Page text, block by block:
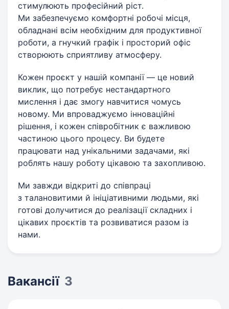
стимулюють професійний ріст.
Ми забезпечуємо комфортні робочі місця,
обладнані всім необхідним для продуктивної
роботи, а гнучкий графік і просторий офіс
створюють сприятливу атмосферу.
Кожен проєкт у нашій компанії — це новий
виклик, що потребує нестандартного
мислення і дає змогу навчитися чомусь
новому. Ми впроваджуємо інноваційні
рішення, і кожен співробітник є важливою
частиною цього процесу. Ви будете
працювати над унікальними задачами, які
роблять нашу роботу цікавою та захопливою.
Ми завжди відкриті до співпраці
з талановитими й ініціативними людьми, які
готові долучитися до реалізації складних і
цікавих проєктів та розвиватися разом із
нами.
Вакансії 3